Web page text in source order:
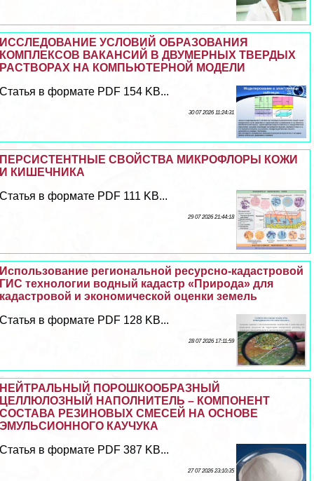
ИССЛЕДОВАНИЕ УСЛОВИЙ ОБРАЗОВАНИЯ
КОМПЛЕКСОВ ВАКАНСИЙ В ДВУМЕРНЫХ ТВЕРДЫХ
РАСТВОРАХ НА КОМПЬЮТЕРНОЙ МОДЕЛИ
Статья в формате PDF 154 KB...
30 07 2026 11:24:31
ПЕРСИСТЕНТНЫЕ СВОЙСТВА МИКРОФЛОРЫ КОЖИ
И КИШЕЧНИКА
Статья в формате PDF 111 KB...
29 07 2026 21:44:18
Использование региональной ресурсно-кадастровой
ГИС технологии водный кадастр «Природа» для
кадастровой и экономической оценки земель
Статья в формате PDF 128 KB...
28 07 2026 17:11:59
НЕЙТРАЛЬНЫЙ ПОРОШКООБРАЗНЫЙ
ЦЕЛЛЮЛОЗНЫЙ НАПОЛНИТЕЛЬ – КОМПОНЕНТ
СОСТАВА РЕЗИНОВЫХ СМЕСЕЙ НА ОСНОВЕ
ЭМУЛЬСИОННОГО КАУЧУКА
Статья в формате PDF 387 KB...
27 07 2026 23:10:35